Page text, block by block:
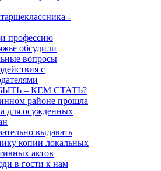
-
профессию
обсудили
вопросы
с
– КЕМ СТАТЬ?
районе прошла
для осужденных
выдавать
копии локальных
актов
в гости к нам